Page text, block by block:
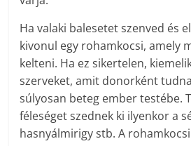
Ha valaki balesetet szenved és
kivonul egy rohamkocsi, amely
kelteni. Ha ez sikertelen,
szerveket, amit donorként
súlyosan beteg ember testébe.
féleséget szednek ki ilyenkor a
hasnyálmirigy stb. A